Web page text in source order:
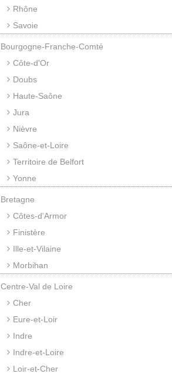
Rhône
Savoie
Bourgogne-Franche-Comté
Côte-d'Or
Doubs
Haute-Saône
Jura
Nièvre
Saône-et-Loire
Territoire de Belfort
Yonne
Bretagne
Côtes-d'Armor
Finistère
Ille-et-Vilaine
Morbihan
Centre-Val de Loire
Cher
Eure-et-Loir
Indre
Indre-et-Loire
Loir-et-Cher